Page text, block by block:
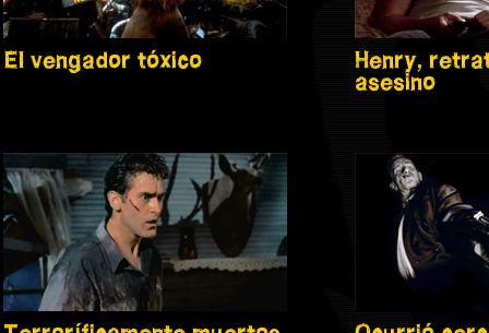
El vengador tóxico Henry,
asesino